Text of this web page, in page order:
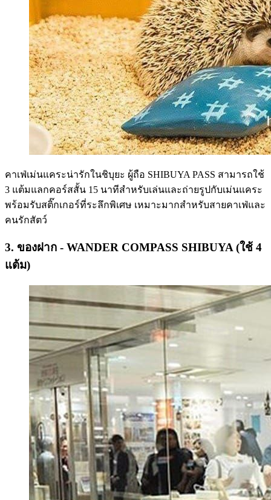
คาเฟ่เม่นแคระน่ารักในชิบุยะ ผู้ถือ SHIBUYA PASS สามารถใช้
3 แต้มแลกคอร์สสั้น 15 นาทีสำหรับเล่นและถ่ายรูปกับเม่นแคระ
พร้อมรับสติ๊กเกอร์ที่ระลึกพิเศษ เหมาะมากสำหรับสายคาเฟ่และ
คนรักสัตว์
3. ของฝาก - WANDER COMPASS SHIBUYA (ใช้ 4
แต้ม)